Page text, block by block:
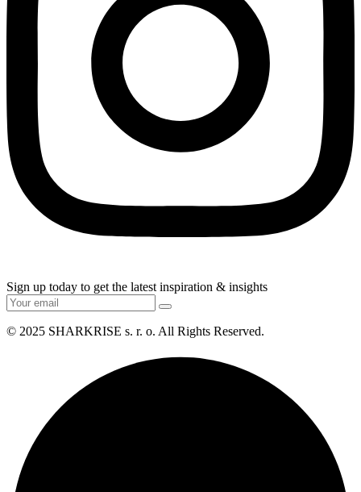
Sign up today to get the latest inspiration & insights
© 2025 SHARKRISE s. r. o. All Rights Reserved.